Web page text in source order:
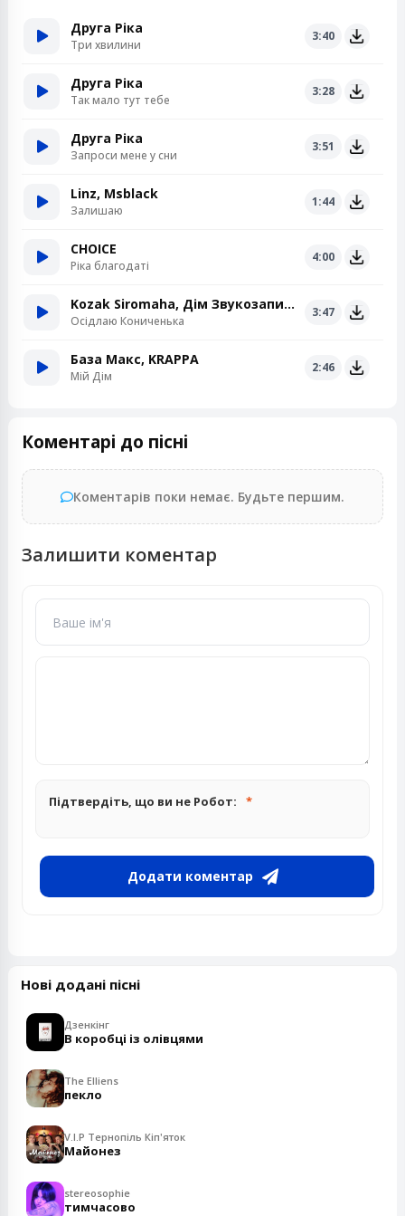
Друга Ріка
Три хвилини
3:40
Друга Ріка
Так мало тут тебе
3:28
Друга Ріка
Запроси мене у сни
3:51
Linz, Msblack
Залишаю
1:44
CHOICE
Ріка благодаті
4:00
Kozak Siromaha, Дім Звукозапису
Осідлаю Кониченька
3:47
База Макс, KRAPPA
Мій Дім
2:46
Коментарі до пісні
Коментарів поки немає. Будьте першим.
Залишити коментар
Підтвердіть, що ви не Робот:
Додати коментар
Нові додані пісні
Дзенкінг
В коробці із олівцями
The Elliens
пекло
V.I.P Тернопіль Кіп'яток
Майонез
stereosophie
тимчасово